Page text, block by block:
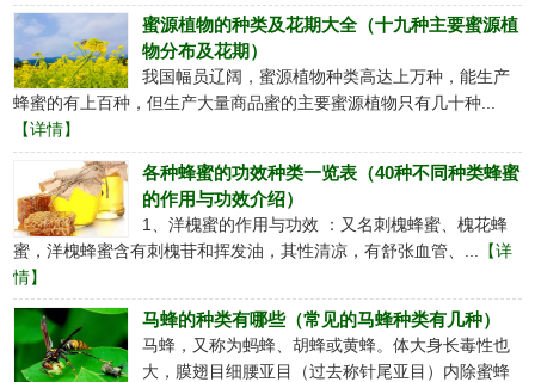
蜜源植物的种类及花期大全（十九种主要蜜源植
物分布及花期）
我国幅员辽阔，蜜源植物种类高达上万种，能生产
蜂蜜的有上百种，但生产大量商品蜜的主要蜜源植物只有几十种...
【详情】
各种蜂蜜的功效种类一览表（40种不同种类蜂蜜
的作用与功效介绍）
1、洋槐蜜的作用与功效 ：又名刺槐蜂蜜、槐花蜂
蜜，洋槐蜂蜜含有刺槐苷和挥发油，其性清凉，有舒张血管、...
【详
情】
马蜂的种类有哪些（常见的马蜂种类有几种）
马蜂，又称为蚂蜂、胡蜂或黄蜂。体大身长毒性也
大，膜翅目细腰亚目（过去称针尾亚目）内除蜜蜂